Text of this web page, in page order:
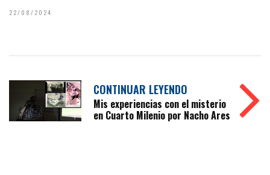
22/08/2024
CONTINUAR LEYENDO
Mis experiencias con el misterio
en Cuarto Milenio por Nacho Ares